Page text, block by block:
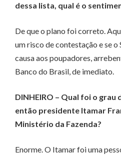
dessa lista, qual é o
De que o plano foi correto.
um risco de contestação e se o
causa aos poupadores,
Ban­­co do Brasil, de imediato.
DINHEIRO – Qual foi o grau
então presidente Itamar
Ministério da Fazenda?
Enorme. O Itamar foi uma